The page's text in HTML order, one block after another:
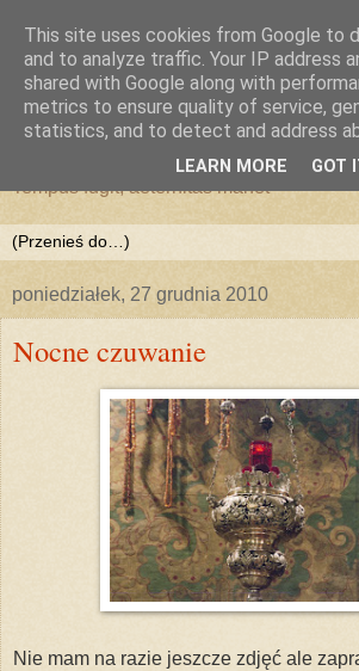
Tempus fugit, aeternitas manet
poniedziałek, 27 grudnia 2010
Nocne czuwanie
Nie mam na razie jeszcze zdjęć ale
This site uses cookies from Google to
and to analyze traffic. Your IP address
shared with Google along with
metrics to ensure quality of service,
statistics, and to detect and address
LEARN MORE GOT